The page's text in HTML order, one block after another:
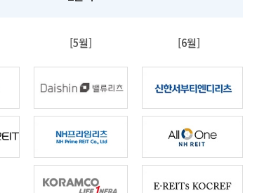
[5월] [6월]